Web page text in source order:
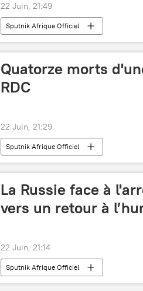
22 Juin, 21:49
Sputnik Afrique Officiel
Quatorze morts
RDC
22 Juin, 21:29
Sputnik Afrique Officiel
La Russie face à
vers un retour à
22 Juin, 21:14
Sputnik Afrique Officiel